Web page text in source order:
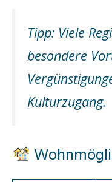
Tipp: Viele
besondere
Kulturzugang.